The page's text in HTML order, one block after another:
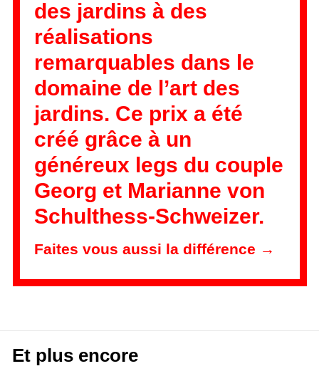
des jardins à des
réalisations
remarquables dans le
domaine de l’art des
jardins. Ce prix a été
créé grâce à un
généreux legs du couple
Georg et Marianne von
Schulthess-Schweizer.
Faites vous aussi la différence →
Et plus encore